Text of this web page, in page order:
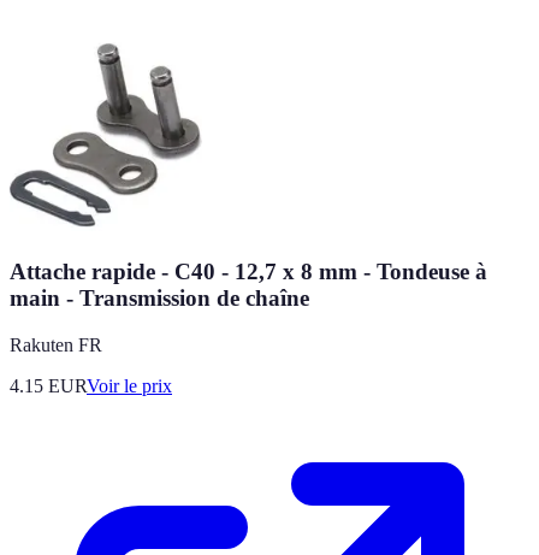
Attache rapide - C40 - 12,7 x 8 mm - Tondeuse à
main - Transmission de chaîne
Rakuten FR
4.15 EURVoir le prix